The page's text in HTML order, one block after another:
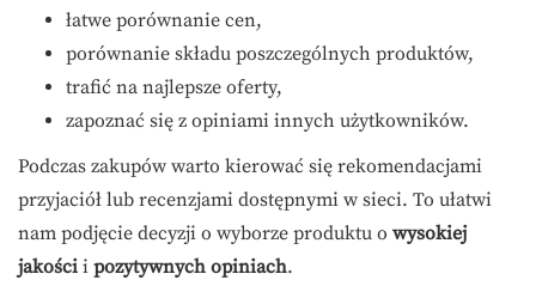
łatwe porównanie cen,
porównanie składu poszczególnych produktów,
trafić na najlepsze oferty,
zapoznać się z opiniami innych użytkowników.
Podczas zakupów warto kierować się rekomendacjami
przyjaciół lub recenzjami dostępnymi w sieci. To ułatwi
nam podjęcie decyzji o wyborze produktu o wysokiej
jakości i pozytywnych opiniach.